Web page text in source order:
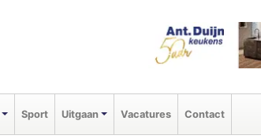
Sport Uitgaan Vacatures Contact